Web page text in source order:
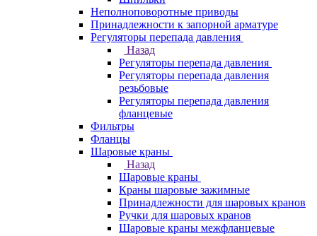
Неполноповоротные приводы
Принадлежности к запорной арматуре
Регуляторы перепада давления
Назад
Регуляторы перепада давления
Регуляторы перепада давления
резьбовые
Регуляторы перепада давления
фланцевые
Фильтры
Фланцы
Шаровые краны
Назад
Шаровые краны
Краны шаровые зажимные
Принадлежности для шаровых кранов
Ручки для шаровых кранов
Шаровые краны межфланцевые